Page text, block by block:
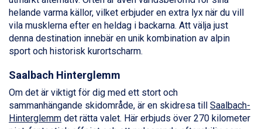
Champoluc från 5.945 kr.
Sestriere från 6.945 kr.
Wagrain från 7.095 kr.
Fieberbrunn från 9.645 kr.
Val Thorens från 8.395 kr.
St. Anton från 11.245 kr.
Zell am See från 6.295 kr.
Canazei från 7.195 kr.
helande varma källor, vilket erbjuder en extra lyx när du vill
vila musklerna efter en heldag i backarna. Att välja just
denna destination innebär en unik kombination av alpin
sport och historisk kurortscharm.
Saalbach Hinterglemm
Om det är viktigt för dig med ett stort och
sammanhängande skidområde, är en skidresa till Saalbach-
Hinterglemm det rätta valet. Här erbjuds över 270 kilometer